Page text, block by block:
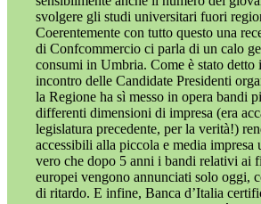
svolgere gli studi universitari fuori
Coerentemente con tutto questo una
di Confcommercio ci parla di un calo
consumi in Umbria. Come è stato detto
incontro delle Candidate Presidenti
la Regione ha sì messo in opera bandi
differenti dimensioni di impresa (era
legislatura precedente, per la verità!)
accessibili alla piccola e media impresa
vero che dopo 5 anni i bandi relativi ai
europei vengono annunciati solo oggi,
di ritardo. E infine, Banca d’Italia